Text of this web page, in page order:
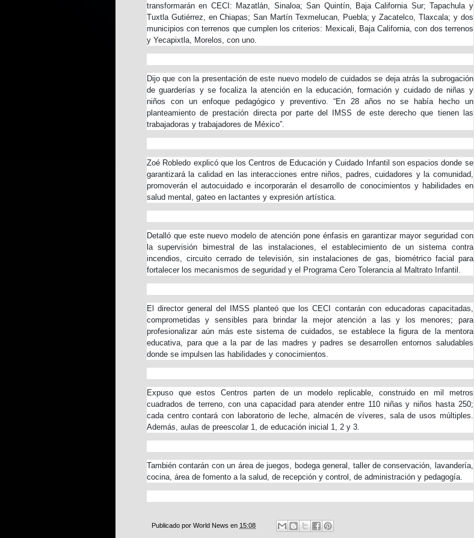
transformarán en CECI: Mazatlán, Sinaloa; San Quintín, Baja California Sur; Tapachula y
Tuxtla Gutiérrez, en Chiapas; San Martín Texmelucan, Puebla; y Zacatelco, Tlaxcala; y dos
municipios con terrenos que cumplen los criterios: Mexicali, Baja California, con dos terrenos
y Yecapixtla, Morelos, con uno.
Dijo que con la presentación de este nuevo modelo de cuidados se deja atrás la subrogación
de guarderías y se focaliza la atención en la educación, formación y cuidado de niñas y
niños con un enfoque pedagógico y preventivo. “En 28 años no se había hecho un
planteamiento de prestación directa por parte del IMSS de este derecho que tienen las
trabajadoras y trabajadores de México”.
Zoé Robledo explicó que los Centros de Educación y Cuidado Infantil son espacios donde se
garantizará la calidad en las interacciones entre niños, padres, cuidadores y la comunidad,
promoverán el autocuidado e incorporarán el desarrollo de conocimientos y habilidades en
salud mental, gateo en lactantes y expresión artística.
Detalló que este nuevo modelo de atención pone énfasis en garantizar mayor seguridad con
la supervisión bimestral de las instalaciones, el establecimiento de un sistema contra
incendios, circuito cerrado de televisión, sin instalaciones de gas, biométrico facial para
fortalecer los mecanismos de seguridad y el Programa Cero Tolerancia al Maltrato Infantil.
El director general del IMSS planteó que los CECI contarán con educadoras capacitadas,
comprometidas y sensibles para brindar la mejor atención a las y los menores; para
profesionalizar aún más este sistema de cuidados, se establece la figura de la mentora
educativa, para que a la par de las madres y padres se desarrollen entornos saludables
donde se impulsen las habilidades y conocimientos.
Expuso que estos Centros parten de un modelo replicable, construido en mil metros
cuadrados de terreno, con una capacidad para atender entre 110 niñas y niños hasta 250;
cada centro contará con laboratorio de leche, almacén de víveres, sala de usos múltiples.
Además, aulas de preescolar 1, de educación inicial 1, 2 y 3.
También contarán con un área de juegos, bodega general, taller de conservación, lavandería,
cocina, área de fomento a la salud, de recepción y control, de administración y pedagogía.
Publicado por World News en 15:08